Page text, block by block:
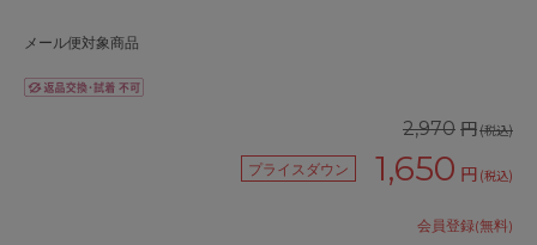
メール便対象商品
2,970 円(税込)
プライスダウン 1,650 円 (税込)
会員登録(無料)